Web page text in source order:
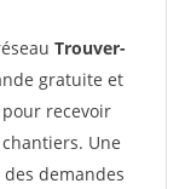
Trouver-
gratuite et
recevoir
Une
demandes